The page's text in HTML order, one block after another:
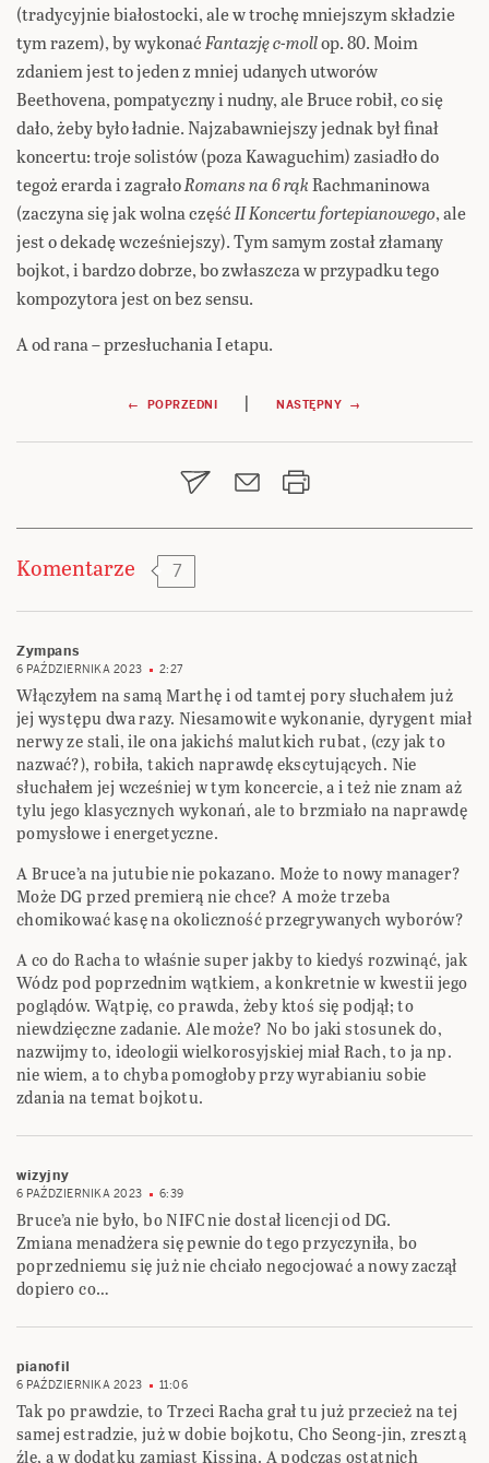
(tradycyjnie białostocki, ale w trochę mniejszym składzie
tym razem), by wykonaćFantazję c-mollop. 80. Moim
zdaniem jest to jeden z mniej udanych utworów
Beethovena, pompatyczny i nudny, ale Bruce robił, co się
dało, żeby było ładnie. Najzabawniejszy jednak był finał
koncertu: troje solistów (poza Kawaguchim) zasiadło do
tegoż erarda i zagrałoRomans na 6 rąkRachmaninowa
(zaczyna się jak wolna częśćII Koncertu fortepianowego, ale
jest o dekadę wcześniejszy). Tym samym został złamany
bojkot, i bardzo dobrze, bo zwłaszcza w przypadku tego
kompozytora jest on bez sensu.
A od rana – przesłuchania I etapu.
Nawigacja
wpisu
← POPRZEDNI | NASTĘPNY →
Komentarze 7
Zympans
6 PAŹDZIERNIKA 2023 2:27
Włączyłem na samą Marthę i od tamtej pory słuchałem już
jej występu dwa razy. Niesamowite wykonanie, dyrygent miał
nerwy ze stali, ile ona jakichś malutkich rubat, (czy jak to
nazwać?), robiła, takich naprawdę ekscytujących. Nie
słuchałem jej wcześniej w tym koncercie, a i też nie znam aż
tylu jego klasycznych wykonań, ale to brzmiało na naprawdę
pomysłowe i energetyczne.
A Bruce’a na jutubie nie pokazano. Może to nowy manager?
Może DG przed premierą nie chce? A może trzeba
chomikować kasę na okoliczność przegrywanych wyborów?
A co do Racha to właśnie super jakby to kiedyś rozwinąć, jak
Wódz pod poprzednim wątkiem, a konkretnie w kwestii jego
poglądów. Wątpię, co prawda, żeby ktoś się podjął; to
niewdzięczne zadanie. Ale może? No bo jaki stosunek do,
nazwijmy to, ideologii wielkorosyjskiej miał Rach, to ja np.
nie wiem, a to chyba pomogłoby przy wyrabianiu sobie
zdania na temat bojkotu.
wizyjny
6 PAŹDZIERNIKA 2023 6:39
Bruce’a nie było, bo NIFC nie dostał licencji od DG.
Zmiana menadżera się pewnie do tego przyczyniła, bo
poprzedniemu się już nie chciało negocjować a nowy zaczął
dopiero co…
pianofil
6 PAŹDZIERNIKA 2023 11:06
Tak po prawdzie, to Trzeci Racha grał tu już przecież na tej
samej estradzie, już w dobie bojkotu, Cho Seong-jin, zresztą
źle, a w dodatku zamiast Kissina. A podczas ostatnich